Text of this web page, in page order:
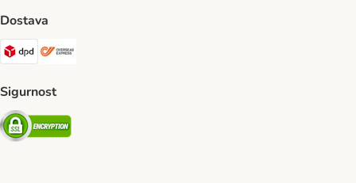
Dostava
DPD Shipping Method
Sigurnost
Security